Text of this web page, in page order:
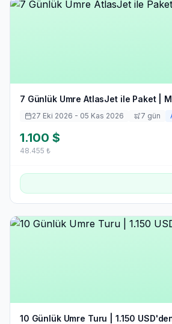
7 Günlük Umre AtlasJet ile Paket |
27 Eki 2026 - 05 Kas 2026 7 gün
1.100 $
48.455 ₺
10 Günlük Umre Turu | 1.150